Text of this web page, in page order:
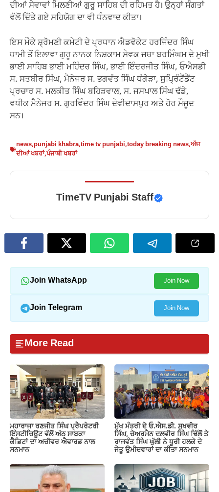
ਦੀਆਂ ਸੇਵਾਵਾਂ ਮਿਲਣੀਆਂ ਗੁਰੂ ਸਾਹਿਬ ਦੀ ਰਹਿਮਤ ਹੈ। ਉਨ੍ਹਾਂ ਸੰਗਤਾਂ
ਵੱਲੋਂ ਦਿੱਤੇ ਗਏ ਸਹਿਯੋਗ ਦਾ ਵੀ ਧੰਨਵਾਦ ਕੀਤਾ।
ਇਸ ਮੌਕੇ ਸ਼੍ਰੋਮਣੀ ਕਮੇਟੀ ਦੇ ਪ੍ਰਧਾਨ ਐਡਵੋਕੇਟ ਹਰਜਿੰਦਰ ਸਿੰਘ
ਧਾਮੀ ਤੋਂ ਇਲਾਵਾ ਗੁਰੂ ਨਾਨਕ ਨਿਸ਼ਕਾਮ ਸੇਵਕ ਜਥਾ ਬਰਮਿੰਘਮ ਦੇ ਮੁਖੀ
ਭਾਈ ਸਾਹਿਬ ਭਾਈ ਮਹਿੰਦਰ ਸਿੰਘ, ਭਾਈ ਇੰਦਰਜੀਤ ਸਿੰਘ, ਓਐਸਡੀ
ਸ. ਸਤਬੀਰ ਸਿੰਘ, ਮੈਨੇਜਰ ਸ. ਭਗਵੰਤ ਸਿੰਘ ਧੰਗੇੜਾ, ਸੁਪ੍ਰਿੰਟੈਂਡੈਂਟ
ਪ੍ਰਚਾਰ ਸ. ਮਲਕੀਤ ਸਿੰਘ ਬਹਿੜਵਾਲ, ਸ. ਜਸਪਾਲ ਸਿੰਘ ਢੱਡੇ,
ਵਧੀਕ ਮੈਨੇਜਰ ਸ. ਗੁਰਵਿੰਦਰ ਸਿੰਘ ਦੇਵੀਦਾਸਪੁਰ ਅਤੇ ਹੋਰ ਮੌਜੂਦ
ਸਨ।
news,punjabi khabra,time tv punjabi,today breaking news,ਅੱਜ
ਦੀਆਂ ਖਬਰਾਂ,ਪੰਜਾਬੀ ਖਬਰਾਂ
TimeTV Punjabi Staff
Join WhatsApp Join Now
Join Telegram Join Now
More Read
ਮਹਾਰਾਜਾ ਰਣਜੀਤ ਸਿੰਘ ਪ੍ਰੈਪਰੇਟਰੀ
ਇੰਸਟੀਚਿਊਟ ਵੱਲੋਂ ਅੱਠ ਸਾਬਕਾ
ਕੈਡਿਟਾਂ ਦਾ ਅਚੀਵਰ ਐਵਾਰਡ ਨਾਲ
ਸਨਮਾਨ
ਮੁੱਖ ਮੰਤਰੀ ਦੇ ਓ.ਐਸ.ਡੀ. ਸੁਖਵੀਰ
ਸਿੰਘ, ਚੇਅਰਮੈਨ ਦਲਵੀਰ ਸਿੰਘ ਢਿੱਲੋਂ ਤੇ
ਰਾਜਵੰਤ ਸਿੰਘ ਘੁੱਲੀ ਨੇ ਧੂਰੀ ਹਲਕੇ ਦੇ
ਜੇਤੂ ਉਮੀਦਵਾਰਾਂ ਦਾ ਕੀਤਾ ਸਨਮਾਨ